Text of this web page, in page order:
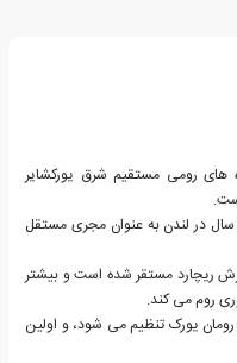
رومی مستقیم شرق یورکشایر
در لندن به عنوان مجری مستقل
ریچارد مستقر شده است و بیشتر
روم می کند.
یورک تنظیم می شود، و اولین